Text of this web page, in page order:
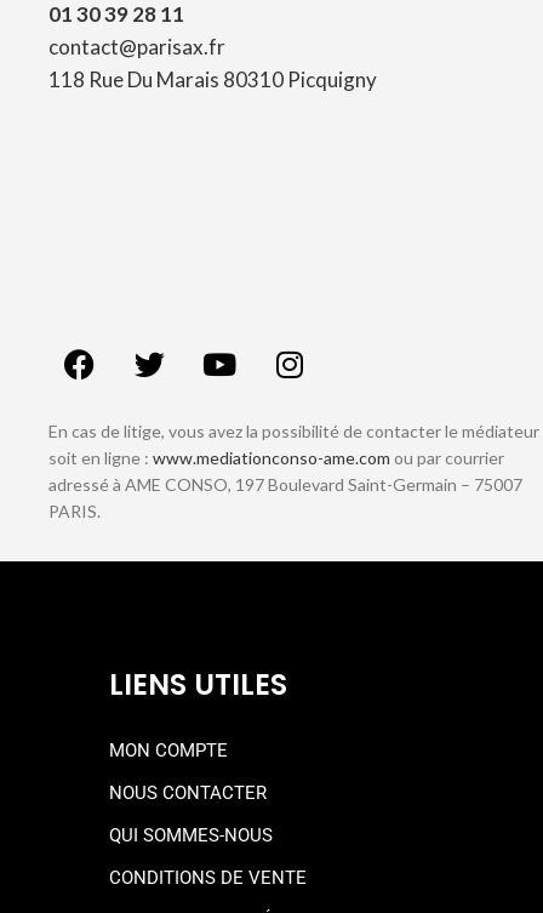
01 30 39 28 11
contact@parisax.fr
118 Rue Du Marais 80310 Picquigny
En cas de litige, vous avez la possibilité de contacter le médiateur
soit en ligne : www.mediationconso-ame.com ou par courrier
adressé à AME CONSO, 197 Boulevard Saint-Germain – 75007
PARIS.
LIENS UTILES
MON COMPTE
NOUS CONTACTER
QUI SOMMES-NOUS
CONDITIONS DE VENTE